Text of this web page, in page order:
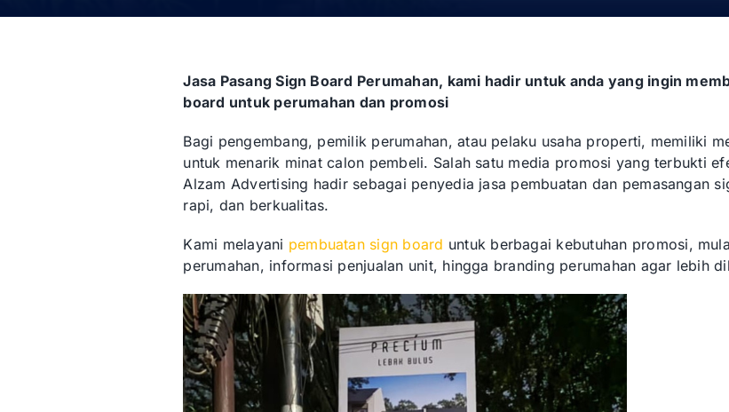
Jasa Pasang Sign Board Perumahan, kami hadir untuk anda yang ingin
board untuk perumahan dan promosi
Bagi pengembang, pemilik perumahan, atau pelaku usaha properti, memiliki
untuk menarik minat calon pembeli. Salah satu media promosi yang terbukti
Alzam Advertising hadir sebagai penyedia jasa pembuatan dan pemasangan
rapi, dan berkualitas.
Kami melayani pembuatan sign board untuk berbagai kebutuhan promosi,
perumahan, informasi penjualan unit, hingga branding perumahan agar lebih